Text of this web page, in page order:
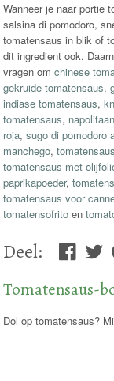
Wanneer je naar portie
salsina di pomodoro,
tomatensaus in blik of
dit ingredient ook.
vragen omchinese
gekruide tomatensaus,
indiase tomatensaus,
tomatensaus,
roja,sugo di pomodoro
manchego,
tomatensaus met
paprikapoeder,
tomatensaus voor
tomatensofrito en
Deel:
Tomatensaus-
Dol op tomatensaus?